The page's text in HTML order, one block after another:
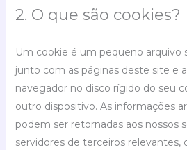
2. O que são cookies?
Um cookie é um pequeno arquivo
junto com as páginas deste site e
navegador no disco rígido do seu
outro dispositivo. As informações
podem ser retornadas aos nossos
servidores de terceiros relevantes,